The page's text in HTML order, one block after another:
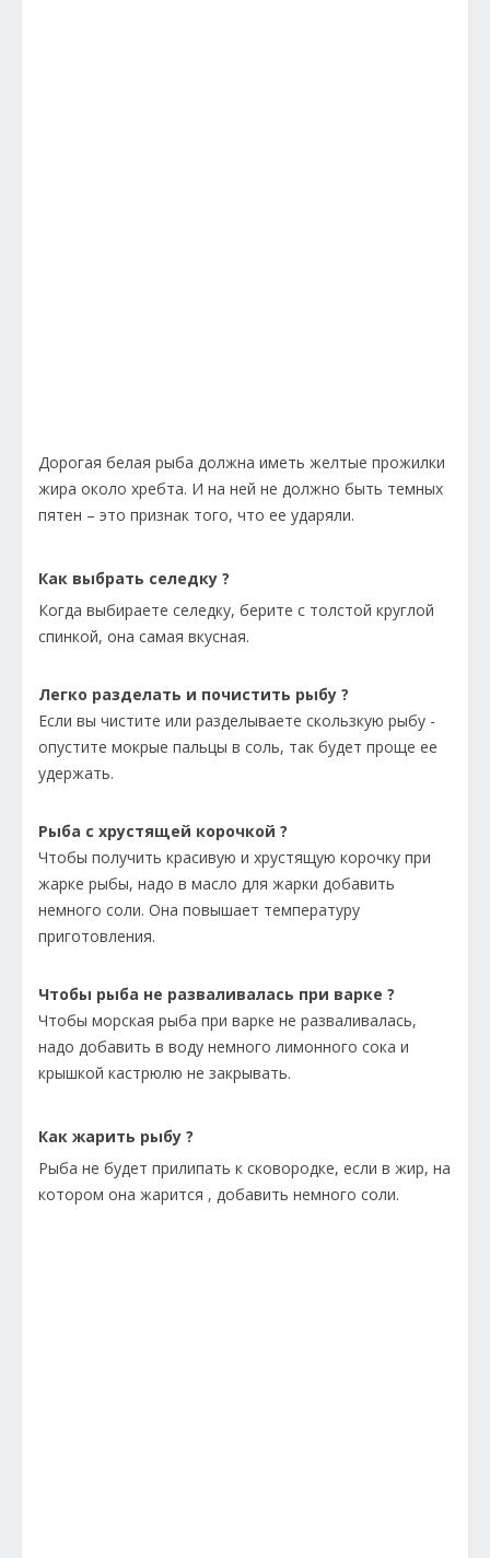
Дорогая белая рыба должна иметь желтые прожилки
жира около хребта. И на ней не должно быть темных
пятен – это признак того, что ее ударяли.
Как выбрать селедку ?
Когда выбираете селедку, берите с толстой круглой
спинкой, она самая вкусная.
Легко разделать и почистить рыбу ?
Если вы чистите или разделываете скользкую рыбу -
опустите мокрые пальцы в соль, так будет проще ее
удержать.
Рыба с хрустящей корочкой ?
Чтобы получить красивую и хрустящую корочку при
жарке рыбы, надо в масло для жарки добавить
немного соли. Она повышает температуру
приготовления.
Чтобы рыба не разваливалась при варке ?
Чтобы морская рыба при варке не разваливалась,
надо добавить в воду немного лимонного сока и
крышкой кастрюлю не закрывать.
Как жарить рыбу ?
Рыба не будет прилипать к сковородке, если в жир, на
котором она жарится , добавить немного соли.